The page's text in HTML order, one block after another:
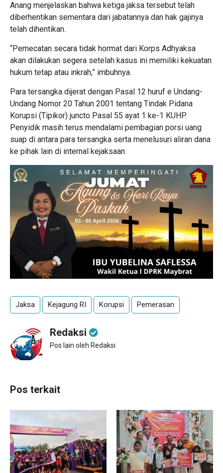
Anang menjelaskan bahwa ketiga jaksa tersebut telah
diberhentikan sementara dari jabatannya dan hak gajinya
telah dihentikan.
“Pemecatan secara tidak hormat dari Korps Adhyaksa
akan dilakukan segera setelah kasus ini memiliki kekuatan
hukum tetap atau inkrah,” imbuhnya.
Para tersangka dijerat dengan Pasal 12 huruf e Undang-
Undang Nomor 20 Tahun 2001 tentang Tindak Pidana
Korupsi (Tipikor) juncto Pasal 55 ayat 1 ke-1 KUHP.
Penyidik masih terus mendalami pembagian porsi uang
suap di antara para tersangka serta menelusuri aliran dana
ke pihak lain di internal kejaksaan.
Jaksa Kejagung RI Korupsi Pemerasan
Redaksi
Pos lain oleh Redaksi
Pos terkait